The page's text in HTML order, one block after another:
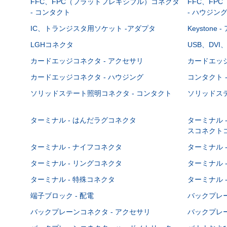
- コンタクト
- ハウジング
IC、トランジスタ用ソケット -アダプタ
Keystone -
LGHコネクタ
USB、DVI
カードエッジコネクタ - アクセサリ
カードエッ
カードエッジコネクタ - ハウジング
コンタクト
ソリッドステート照明コネクタ - コンタクト
ソリッドス
ターミナル - はんだラグコネクタ
ターミナル
スコネクト
ターミナル - ナイフコネクタ
ターミナル
ターミナル - リングコネクタ
ターミナル
ターミナル - 特殊コネクタ
ターミナル
端子ブロック - 配電
バックプレ
バックプレーンコネクタ - アクセサリ
バックプレ